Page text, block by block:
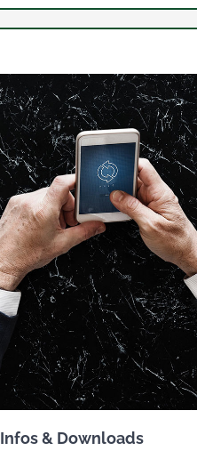
Infos & Downloads